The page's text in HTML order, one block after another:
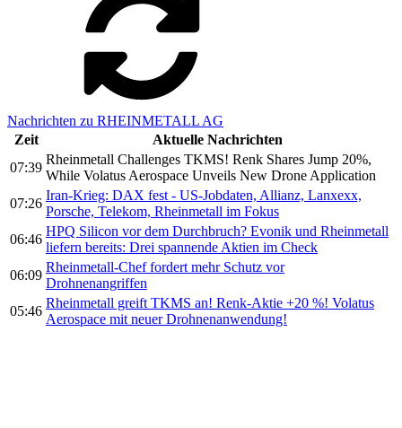
Nachrichten zu RHEINMETALL AG
Zeit
Aktuelle Nachrichten
07:39
Rheinmetall Challenges TKMS! Renk Shares Jump 20%,
While Volatus Aerospace Unveils New Drone Application
07:26
Iran-Krieg: DAX fest - US-Jobdaten, Allianz, Lanxexx,
Porsche, Telekom, Rheinmetall im Fokus
06:46
HPQ Silicon vor dem Durchbruch? Evonik und Rheinmetall
liefern bereits: Drei spannende Aktien im Check
06:09
Rheinmetall-Chef fordert mehr Schutz vor
Drohnenangriffen
05:46
Rheinmetall greift TKMS an! Renk-Aktie +20 %! Volatus
Aerospace mit neuer Drohnenanwendung!